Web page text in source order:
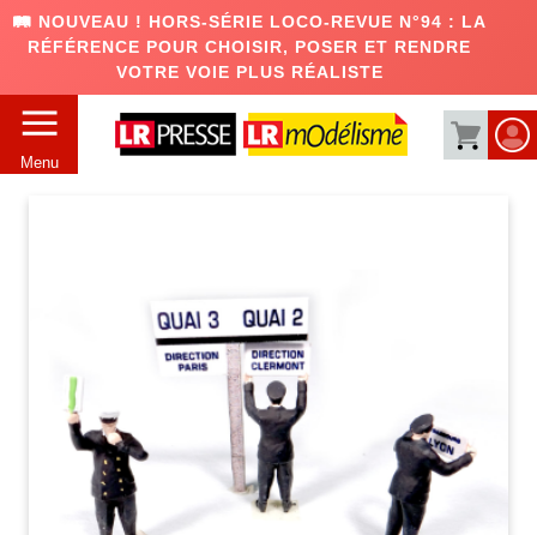
🛤️ NOUVEAU ! HORS-SÉRIE LOCO-REVUE N°94 : LA
RÉFÉRENCE POUR CHOISIR, POSER ET RENDRE
VOTRE VOIE PLUS RÉALISTE
Menu